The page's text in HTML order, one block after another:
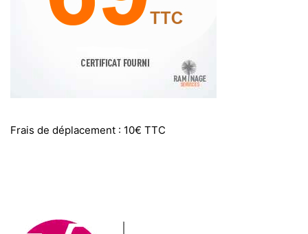
Frais de déplacement : 10€ TTC